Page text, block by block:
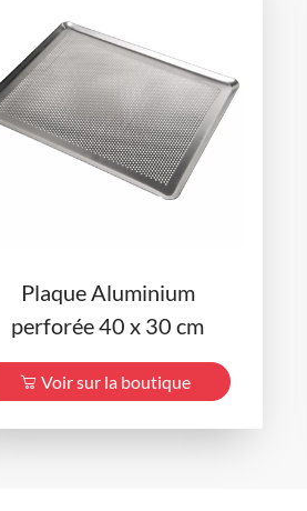
Plaque Aluminium
perforée 40 x 30 cm
Voir sur la boutique